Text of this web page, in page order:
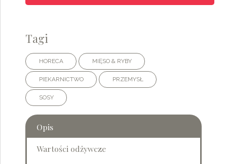
Tagi
HORECA MIĘSO & RYBY
PIEKARNICTWO PRZEMYSŁ
SOSY
Opis
Wartości odżywcze